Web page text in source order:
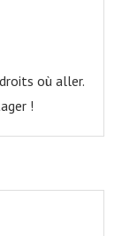
où aller.
!